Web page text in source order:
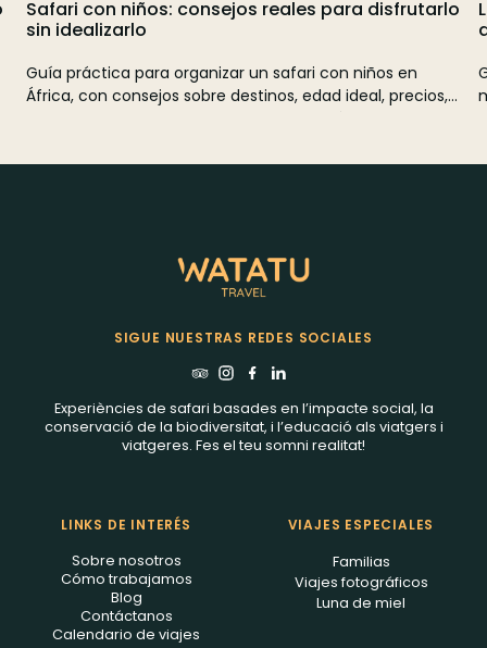
Safari con niños: consejos reales para disfrutarlo
sin idealizarlo
Guía práctica para organizar un safari con niños en
África, con consejos sobre destinos, edad ideal, precios,
SIGUE NUESTRAS REDES SOCIALES
Experiències de safari basades en l’impacte social, la
conservació de la biodiversitat, i l’educació als viatgers i
viatgeres. Fes el teu somni realitat!
LINKS DE INTERÉS
Sobre nosotros
Cómo trabajamos
Blog
Contáctanos
Calendario de viajes
VIAJES ESPECIALES
Familias
Viajes fotográficos
Luna de miel